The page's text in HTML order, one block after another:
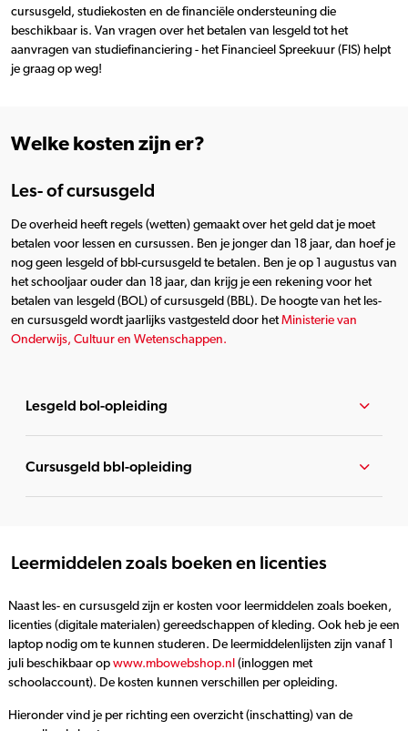
cursusgeld, studiekosten en de financiële ondersteuning die
beschikbaar is. Van vragen over het betalen van lesgeld tot het
aanvragen van studiefinanciering - het Financieel Spreekuur (FIS) helpt
je graag op weg!
Welke kosten zijn er?
Les- of cursusgeld
De overheid heeft regels (wetten) gemaakt over het geld dat je moet
betalen voor lessen en cursussen. Ben je jonger dan 18 jaar, dan hoef je
nog geen lesgeld of bbl-cursusgeld te betalen. Ben je op 1 augustus van
het schooljaar ouder dan 18 jaar, dan krijg je een rekening voor het
betalen van lesgeld (BOL) of cursusgeld (BBL). De hoogte van het les-
en cursusgeld wordt jaarlijks vastgesteld door hetMinisterie van
Onderwijs, Cultuur en Wetenschappen.
Lesgeld bol-opleiding
Cursusgeld bbl-opleiding
Leermiddelen zoals boeken en licenties
Naast les- en cursusgeld zijn er kosten voor leermiddelen zoals boeken,
licenties (digitale materialen) gereedschappen of kleding. Ook heb je een
laptop nodig om te kunnen studeren. De leermiddelenlijsten zijn vanaf 1
juli beschikbaar op www.mbowebshop.nl (inloggen met
schoolaccount). De kosten kunnen verschillen per opleiding.
Hieronder vind je per richting een overzicht (inschatting) van de